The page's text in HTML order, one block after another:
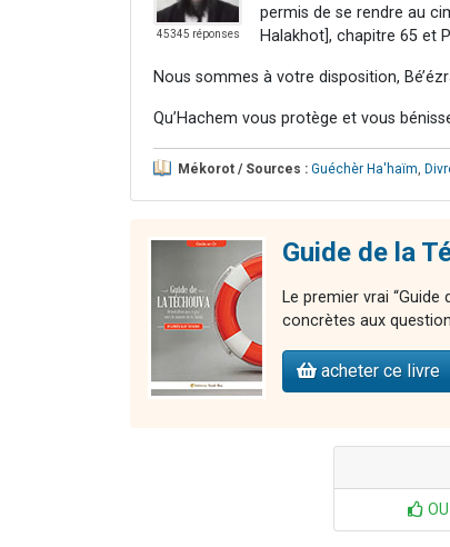
45345 réponses
permis de se rendre au
Halakhot], chapitre 65 et
Nous sommes à votre disposition,
Qu’Hachem vous protège et vous
Mékorot / Sources : Guéchèr Ha'haïm
Guide de la
Le premier vrai “Guide
concrètes aux
acheter ce livre
OUI